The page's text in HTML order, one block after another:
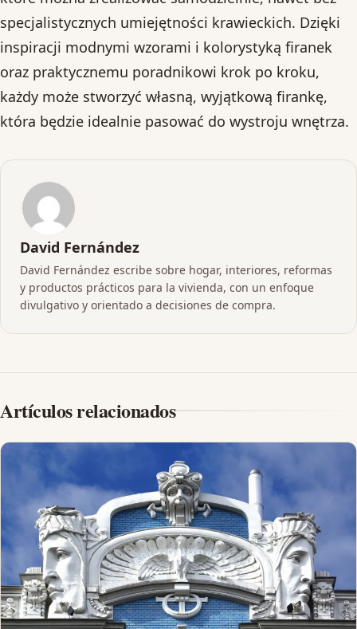
specjalistycznych umiejętności krawieckich. Dzięki
inspiracji modnymi wzorami i kolorystyką firanek
oraz praktycznemu poradnikowi krok po kroku,
każdy może stworzyć własną, wyjątkową firankę,
która będzie idealnie pasować do wystroju wnętrza.
David Fernández
David Fernández escribe sobre hogar, interiores, reformas
y productos prácticos para la vivienda, con un enfoque
divulgativo y orientado a decisiones de compra.
Artículos relacionados